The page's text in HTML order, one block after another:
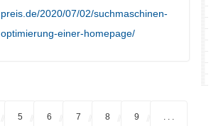
preis.de/2020/07/02/suchmaschinen-
optimierung-einer-homepage/
5 6 7 8 9